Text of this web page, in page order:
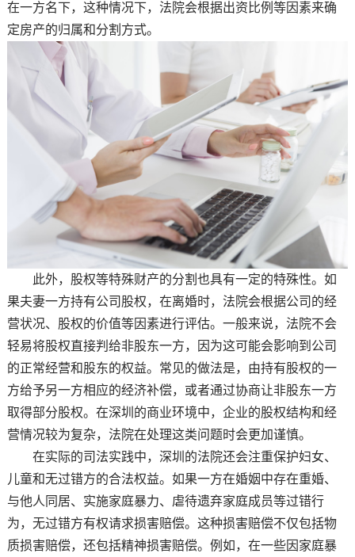
在一方名下，这种情况下，法院会根据出资比例等因素来确
定房产的归属和分割方式。
此外，股权等特殊财产的分割也具有一定的特殊性。如
果夫妻一方持有公司股权，在离婚时，法院会根据公司的经
营状况、股权的价值等因素进行评估。一般来说，法院不会
轻易将股权直接判给非股东一方，因为这可能会影响到公司
的正常经营和股东的权益。常见的做法是，由持有股权的一
方给予另一方相应的经济补偿，或者通过协商让非股东一方
取得部分股权。在深圳的商业环境中，企业的股权结构和经
营情况较为复杂，法院在处理这类问题时会更加谨慎。
在实际的司法实践中，深圳的法院还会注重保护妇女、
儿童和无过错方的合法权益。如果一方在婚姻中存在重婚、
与他人同居、实施家庭暴力、虐待遗弃家庭成员等过错行
为，无过错方有权请求损害赔偿。这种损害赔偿不仅包括物
质损害赔偿，还包括精神损害赔偿。例如，在一些因家庭暴